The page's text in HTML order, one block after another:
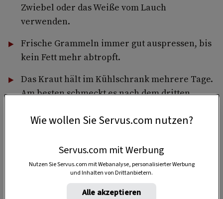
Zwiebel oder das Weiße vom Lauch
verwenden.
Frische Grammeln immer gut auspressen, bis
kein Fett mehr abtropft.
Das Kraut hält im Kühlschrank mehrere Tage.
Am besten schmeckt es nach dem dritten
Christoph Frühwirth.
Wie wollen Sie Servus.com nutzen?
Servus.com mit Werbung
Nutzen Sie Servus.com mit Webanalyse, personalisierter Werbung
und Inhalten von Drittanbietern.
Alle akzeptieren